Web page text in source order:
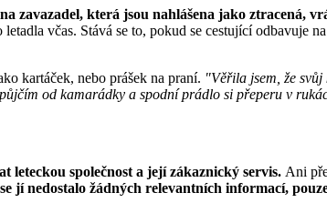
zavazadel, která jsou nahlášena jako ztracená,
včas. Stává se to, pokud se cestující
kartáček, nebo prášek na praní. "Věřila jsem, že
od kamarádky a spodní prádlo si přeperu v
leteckou společnost a její zákaznický servis. Ani
jí nedostalo žádných relevantních informací,